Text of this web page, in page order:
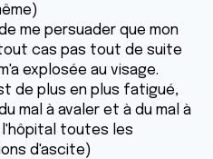
me persuader que mon
cas pas tout de suite
explosée au visage.
de plus en plus fatigué,
mal à avaler et à du mal à
l'hôpital toutes les
d'ascite)